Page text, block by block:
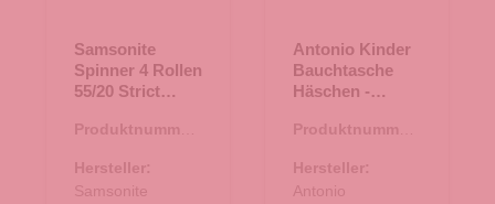
Samsonite
Spinner 4 Rollen
55/20 Strict
Produktnummer:
Hersteller:
Samsonite
Antonio Kinder
Bauchtasche
Häschen -
Produktnummer:
Hersteller:
Antonio